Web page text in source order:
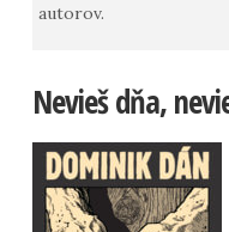
autorov.
Nevieš dňa,